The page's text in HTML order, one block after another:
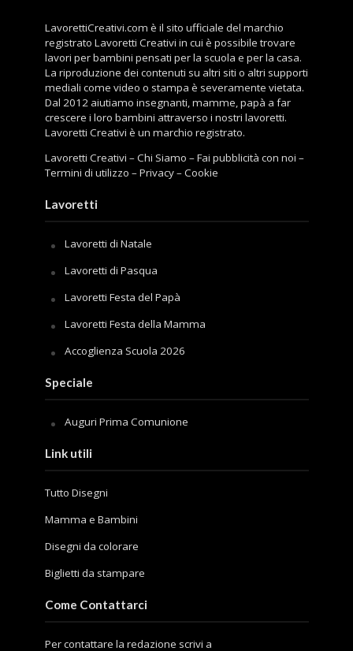
LavorettiCreativi.com è il sito ufficiale del marchio
registrato Lavoretti Creativi in cui è possibile trovare
lavori per bambini pensati per la scuola e per la casa.
La riproduzione dei contenuti su altri siti o altri supporti
mediali come video o stampa è severamente vietata.
Dal 2012 aiutiamo insegnanti, mamme, papà a far
crescere i loro bambini attraverso i nostri lavoretti.
Lavoretti Creativi è un marchio registrato.
Lavoretti Creativi –Chi Siamo –Fai pubblicità con noi –
Termini di utilizzo –Privacy–Cookie
Lavoretti
Lavoretti di Natale
Lavoretti di Pasqua
Lavoretti Festa del Papà
Lavoretti Festa della Mamma
Accoglienza Scuola 2026
Speciale
Auguri Prima Comunione
Link utili
Tutto Disegni
Mamma e Bambini
Disegni da colorare
Biglietti da stampare
Come Contattarci
Per contattare la redazione scrivi a